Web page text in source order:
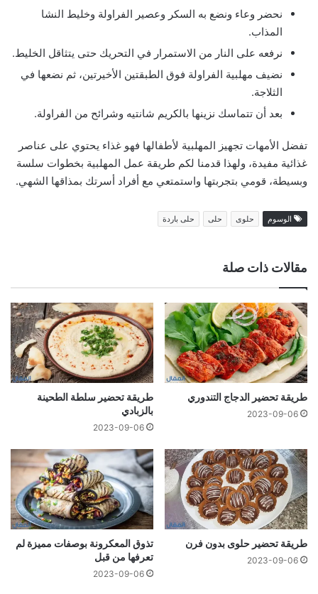
نحضر وعاء ونضع به السكر وعصير الفراولة وخليط النشا
المذاب.
نرفعه على النار من الاستمرار في التحريك حتى يتثاقل الخليط.
نضيف مهلبية الفراولة فوق الطبقتين الأخيرتين، ثم نضعها في
الثلاجة.
بعد أن تتماسك نزينها بالكريم شانتيه وشرائح من الفراولة.
تفضل الأمهات تجهيز المهلبية لأطفالها فهو غذاء يحتوي على عناصر
غذائية مفيدة، ولهذا قدمنا لكم طريقة عمل المهلبية بخطوات سلسة
وبسيطة، قومي بتجربتها واستمتعي مع أفراد أسرتك بمذاقها الشهي.
الوسوم حلوى حلى حلى باردة
مقالات ذات صلة
طريقة تحضير الدجاج التندوري
2023-09-06
طريقة تحضير سلطة الطحينة
بالزبادي
2023-09-06
طريقة تحضير حلوى بدون فرن
2023-09-06
تذوق المعكرونة بوصفات مميزة لم
تعرفها من قبل
2023-09-06